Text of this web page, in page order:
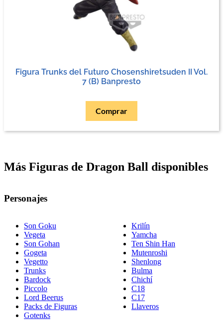
Figura Trunks del Futuro Chosenshiretsuden II Vol.
7 (B) Banpresto
Comprar
Más Figuras de Dragon Ball disponibles
Personajes
Son Goku
Vegeta
Son Gohan
Gogeta
Vegetto
Trunks
Bardock
Piccolo
Lord Beerus
Packs de Figuras
Gotenks
Krilín
Yamcha
Ten Shin Han
Mutenroshi
Shenlong
Bulma
Chichí
C18
C17
Llaveros